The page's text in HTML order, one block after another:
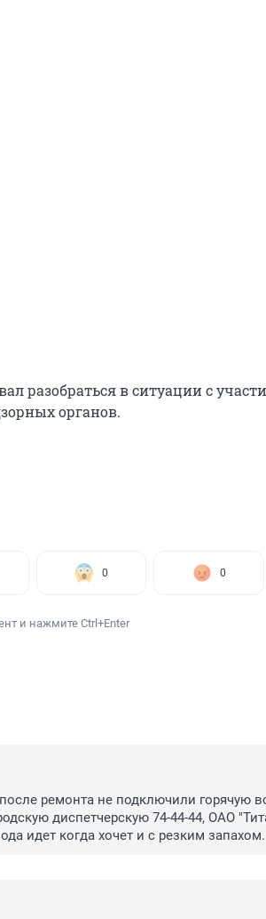
разобраться в ситуации с
органов.
0 0
и нажмите Ctrl+Enter
ремонта не подключили горячую
диспетчерскую 74-44-44, ОАО
идет когда хочет и с резким запахом.